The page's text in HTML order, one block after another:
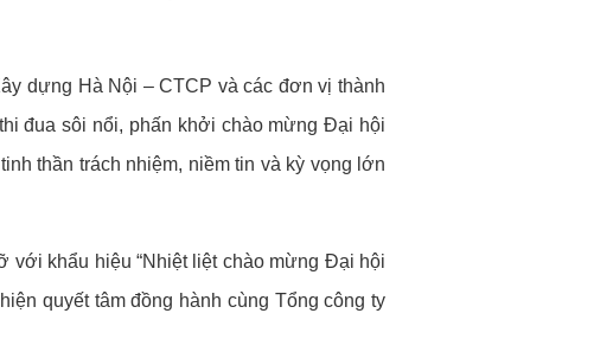
dựng Hà Nội – CTCP và các đơn vị thành
đua sôi nổi, phấn khởi chào mừng Đại hội
thần trách nhiệm, niềm tin và kỳ vọng lớn
với khẩu hiệu “Nhiệt liệt chào mừng Đại hội
quyết tâm đồng hành cùng Tổng công ty